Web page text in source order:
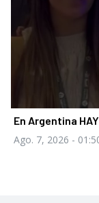
En Argentina HAY
Ago. 7, 2026 -